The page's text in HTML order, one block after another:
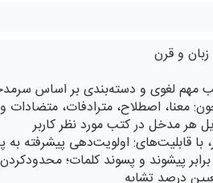
و قرن
لغوی و دسته‌بندی بر اساس
معنا، اصطلاح، مترادفات، متضادات
هر مدخل در کتب مورد نظر کاربر
با قابلیت‌های: اولویت‌دهی پیشرفته
پیشوند و پسوند کلمات؛